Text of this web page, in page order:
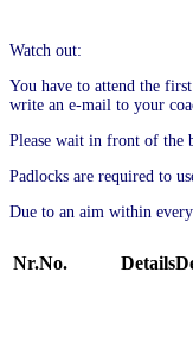
Watch out:
You have to attend the
write an e-mail to your
Please wait in front of the
Padlocks are required to
Due to an aim within
Nr.No. Details